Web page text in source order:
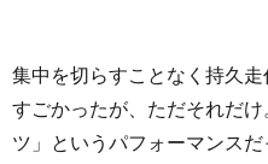
集中を切らすことなく持久
すごかったが、ただそれだ
ツ」というパフォーマンスだ